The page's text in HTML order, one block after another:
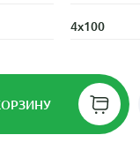
4x100